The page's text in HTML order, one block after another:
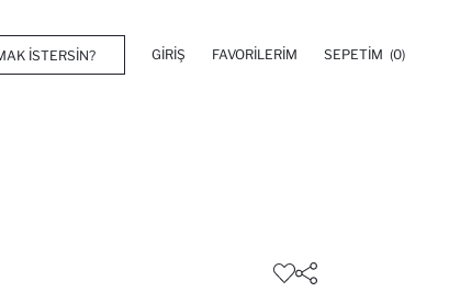
GIRIŞ FAVORILERIM SEPETIM (0)